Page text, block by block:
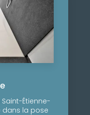
Étienne-
dans la pose